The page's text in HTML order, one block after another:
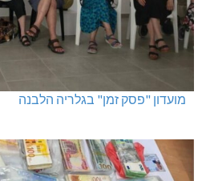
מועדון "פסק זמן" בגלריה הלבנה